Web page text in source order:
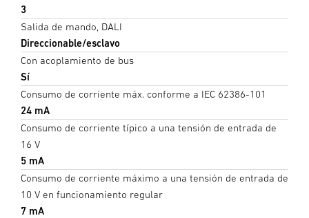
3
Salida de mando, DALI
Direccionable/esclavo
Con acoplamiento de bus
Sí
Consumo de corriente máx. conforme a IEC 62386-101
24 mA
Consumo de corriente típico a una tensión de entrada de
16 V
5 mA
Consumo de corriente máximo a una tensión de entrada de
10 V en funcionamiento regular
7 mA